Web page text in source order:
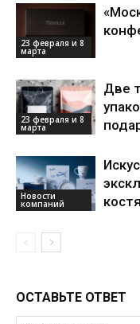
23 февраля и 8
марта
23 февраля и 8
марта
Две
Новости
компаний
ОСТАВЬТЕ ОТВЕТ